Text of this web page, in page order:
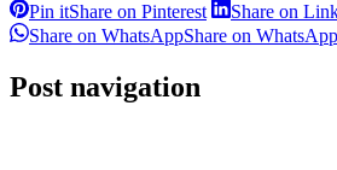
Pin itShare on Pinterest Share on
Share on WhatsAppShare on WhatsApp
Post navigation